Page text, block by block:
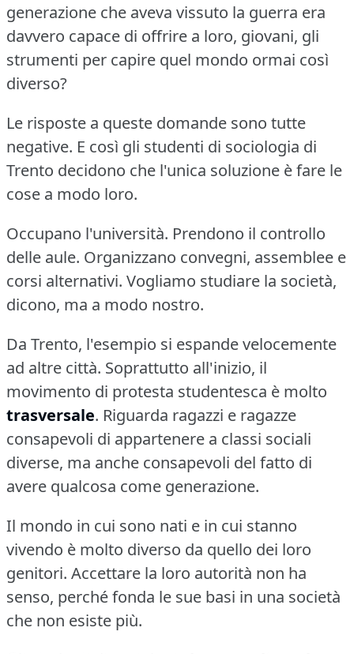
generazione che aveva vissuto la guerra era
davvero capace di offrire a loro, giovani, gli
strumenti per capire quel mondo ormai così
diverso?
Le risposte a queste domande sono tutte
negative. E così gli studenti di sociologia di
Trento decidono che l'unica soluzione è fare le
cose a modo loro.
Occupano l'università. Prendono il controllo
delle aule. Organizzano convegni, assemblee e
corsi alternativi. Vogliamo studiare la società,
dicono, ma a modo nostro.
Da Trento, l'esempio si espande velocemente
ad altre città. Soprattutto all'inizio, il
movimento di protesta studentesca è molto
trasversale. Riguarda ragazzi e ragazze
consapevoli di appartenere a classi sociali
diverse, ma anche consapevoli del fatto di
avere qualcosa come generazione.
Il mondo in cui sono nati e in cui stanno
vivendo è molto diverso da quello dei loro
genitori. Accettare la loro autorità non ha
senso, perché fonda le sue basi in una società
che non esiste più.